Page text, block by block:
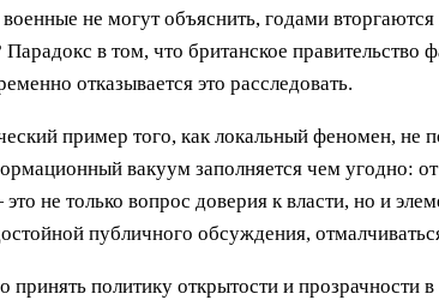
не могут объяснить, годами
в том, что британское
отказывается это расследовать.
пример того, как локальный феномен, не
вакуум заполняется чем угодно:
не только вопрос доверия к власти, но и
публичного обсуждения,
принять политику открытости и